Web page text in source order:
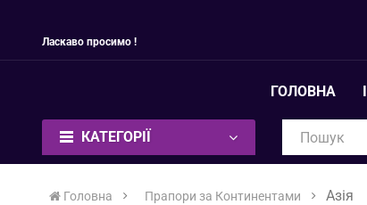
Ласкаво просимо !
ГОЛОВНА
КАТЕГОРІЇ
Головна Прапори за Континентами Азія